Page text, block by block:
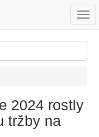
2024 rostly
tržby na